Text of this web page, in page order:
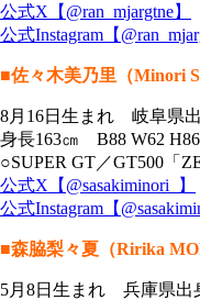
公式X【@ran_mjargtne】
公式Instagram【
■佐々木美乃里（Minori
8月16日生まれ 岐阜県
身長163㎝ B88 W62
○SUPER GT／GT500「
公式X【@sasakiminori_】
公式Instagram【
■森脇梨々夏（Ririka
5月8日生まれ 兵庫県出